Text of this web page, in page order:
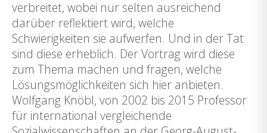
verbreitet, wobei nur selten ausreichend
darüber reflektiert wird, welche
Schwierigkeiten sie aufwerfen. Und in der Tat
sind diese erheblich. Der Vortrag wird diese
zum Thema machen und fragen, welche
Lösungsmöglichkeiten sich hier anbieten.
Wolfgang Knöbl, von 2002 bis 2015 Professor
für international vergleichende